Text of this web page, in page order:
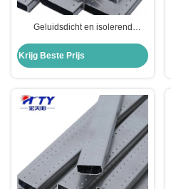
Geluidsdicht en isolerend
een dikte van 0,3 mm/0,315 mm
Krijg Beste Prijs